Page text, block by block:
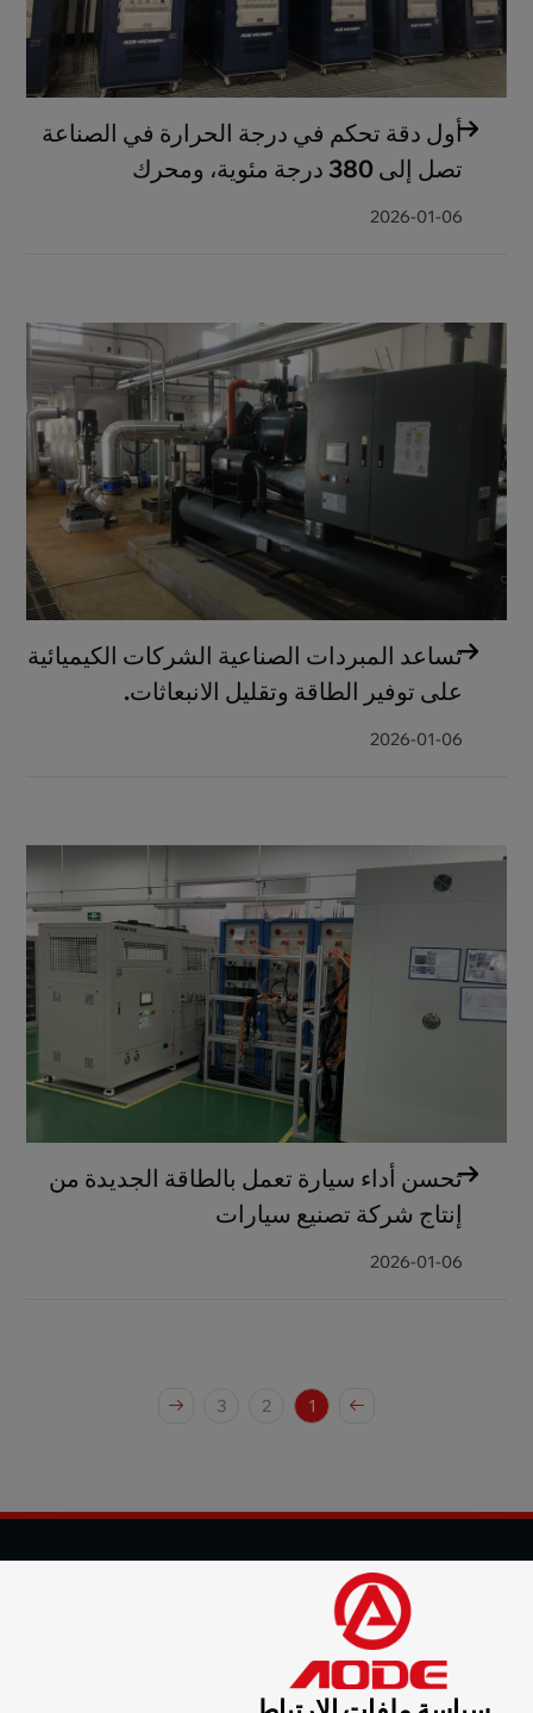
أول دقة تحكم في درجة الحرارة في الصناعة
تصل إلى 380 درجة مئوية، ومحرك
2026-01-06
تساعد المبردات الصناعية الشركات الكيميائية
على توفير الطاقة وتقليل الانبعاثات.
2026-01-06
تحسن أداء سيارة تعمل بالطاقة الجديدة من
إنتاج شركة تصنيع سيارات
2026-01-06
1
2
3
خريطة الموقع